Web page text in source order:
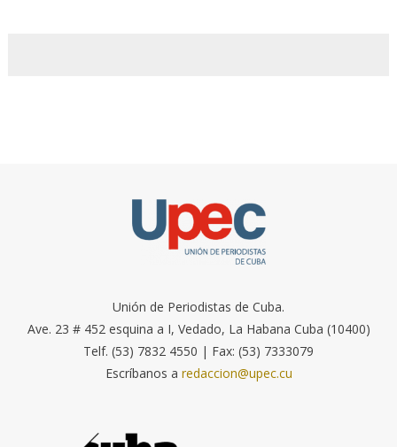
Unión de Periodistas de Cuba.
Ave. 23 # 452 esquina a I, Vedado, La Habana Cuba (10400)
Telf. (53) 7832 4550 | Fax: (53) 7333079
Escríbanos a redaccion@upec.cu